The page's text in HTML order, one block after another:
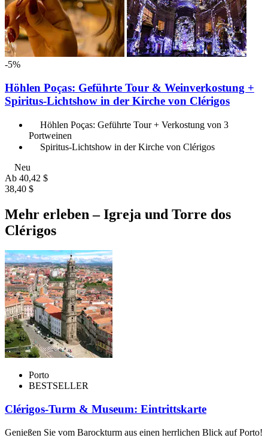
-5%
Höhlen Poças: Geführte Tour & Weinverkostung +
Spiritus-Lichtshow in der Kirche von Clérigos
Höhlen Poças: Geführte Tour + Verkostung von 3
Portweinen
Spiritus-Lichtshow in der Kirche von Clérigos
Neu
Ab 40,42 $
38,40 $
Mehr erleben – Igreja und Torre dos
Clérigos
Porto
BESTSELLER
Clérigos-Turm & Museum: Eintrittskarte
Genießen Sie vom Barockturm aus einen herrlichen Blick auf Porto!